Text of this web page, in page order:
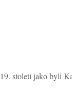
století jako byli